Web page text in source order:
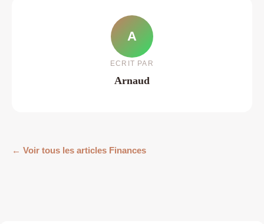
A
ECRIT PAR
Arnaud
← Voir tous les articles Finances